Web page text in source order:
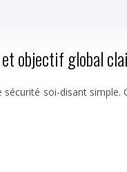
et objectif global
soi-disant